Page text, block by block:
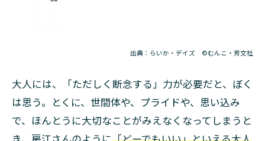
出典：らいか・デイズ ©むんこ・芳文社
大人には、「ただしく断念する」力が必要だと、ぼく
は思う。とくに、世間体や、プライドや、思い込み
で、ほんとうに大切なことがみえなくなってしまうと